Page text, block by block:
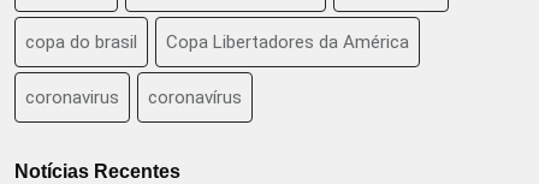
copa do brasil Copa Libertadores da América
coronavirus coronavírus
Notícias Recentes